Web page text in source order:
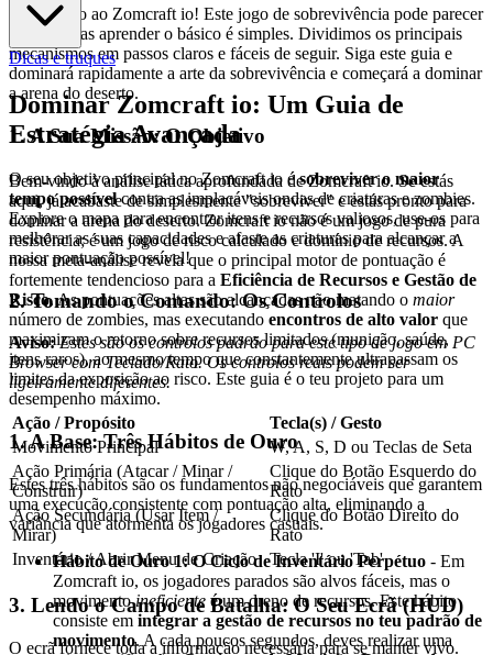
Bem-vindo ao Zomcraft io! Este jogo de sobrevivência pode parecer
intenso, mas aprender o básico é simples. Dividimos os principais
mecanismos em passos claros e fáceis de seguir. Siga este guia e
dominará rapidamente a arte da sobrevivência e começará a dominar
a arena do deserto.
1. A Sua Missão: O Objetivo
O seu objetivo principal no Zomcraft io ésobreviver o maior
tempo possívelcontra as implacáveis ondas de criaturas e zombies.
Explore o mapa para encontrar itens e recursos valiosos, use-os para
melhorar as suas capacidades e afaste as criaturas para alcançar a
maior pontuação possível!
2. Tomando o Comando: Os Controlos
Aviso: Estes são os controlos padrão para este tipo de jogo em PC
Browser com Teclado/Rato. Os controlos reais podem ser
ligeiramente diferentes.
Ação / Propósito
Tecla(s) / Gesto
Movimento Principal
W, A, S, D ou Teclas de Seta
Ação Primária (Atacar / Minar /
Construir)
Clique do Botão Esquerdo do
Rato
Ação Secundária (Usar Item /
Mirar)
Clique do Botão Direito do
Rato
Inventário / Abrir Menu de Criação
Tecla 'I' ou 'Tab'
3. Lendo o Campo de Batalha: O Seu Ecrã (HUD)
O ecrã fornece toda a informação necessária para se manter vivo.
Dicas e truques
Dominar Zomcraft io: Um Guia de
Estratégia Avançada
Bem-vindo à análise tática aprofundada de Zomcraft io. Se estás
aqui, já acabaste de simplesmente "sobreviver" e estás pronto para
dominar a arena do deserto. Zomcraft io não é um jogo de pura
resistência; é um jogo de risco calculado e domínio de recursos. A
nossa meta-análise revela que o principal motor de pontuação é
fortemente tendencioso para a Eficiência de Recursos e Gestão de
Risco. As pontuações altas são alcançadas não matando o maior
número de zombies, mas executando encontros de alto valor que
maximizam o retorno sobre recursos limitados (munição, saúde,
itens raros), ao mesmo tempo que constantemente ultrapassam os
limites da exposição ao risco. Este guia é o teu projeto para um
desempenho máximo.
1. A Base: Três Hábitos de Ouro
Estes três hábitos são os fundamentos não negociáveis que garantem
uma execução consistente com pontuação alta, eliminando a
variância que atormenta os jogadores casuais.
Hábito de Ouro 1: O Ciclo de Inventário Perpétuo - Em
Zomcraft io, os jogadores parados são alvos fáceis, mas o
movimentoineficiente é um dreno de recursos. Este hábito
consiste em integrar a gestão de recursos no teu padrão de
movimento. A cada poucos segundos, deves realizar uma